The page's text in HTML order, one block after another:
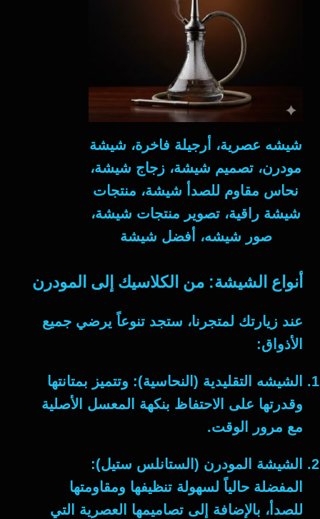
شيشه عصرية، أرجيلة فاخرة، شيشة
مودرن، تصميم شيشة، زجاج شيشة،
نحاس مقاوم للصدأ شيشة، منتجات
شيشة راقية، تصوير منتجات شيشة،
صور شيشه، أفضل شيشة
أنواع الشيشة: من الكلاسيك إلى المودرن
عند زيارتك لمتجرنا، ستجد تنوعاً يرضي جميع
الأذواق:
الشيشه التقليدية (النحاسية): وتتميز بمتانتها
وقدرتها على الاحتفاظ بنكهة المعسل الأصلية
مع مرور الوقت.
الشيشة المودرن (الستانلس ستيل):
المفضلة حالياً لسهولة تنظيفها ومقاومتها
للصدأ، بالإضافة إلى تصاميمها العصرية التي